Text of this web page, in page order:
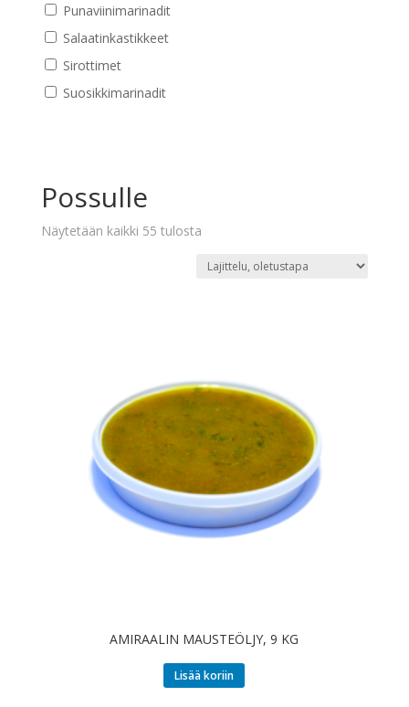
Possulle
Näytetään kaikki 55 tulosta
AMIRAALIN MAUSTEÖLJY, 9 KG
Lisää koriin
Punaviinimarinadit
Salaatinkastikkeet
Sirottimet
Suosikkimarinadit